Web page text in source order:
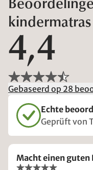
4,4
Gebaseerd op 28
Echte
Geprüft von
Macht einen